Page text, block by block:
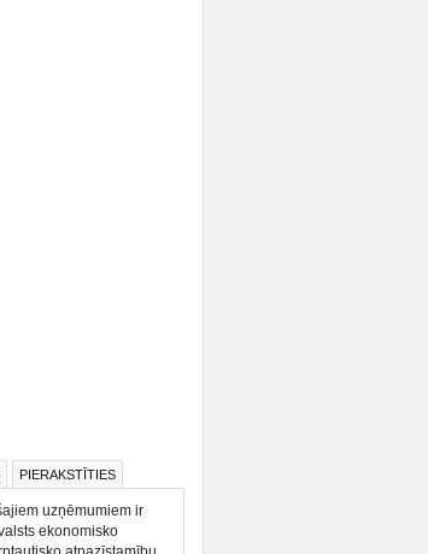
PIERAKSTĪTIES
uzņēmumiem ir
ekonomisko